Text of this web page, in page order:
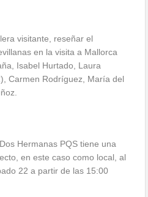
visitante, reseñar el
en la visita a Mallorca
Isabel Hurtado, Laura
Carmen Rodríguez, María del
Hermanas PQS tiene una
en este caso como local, al
22 a partir de las 15:00